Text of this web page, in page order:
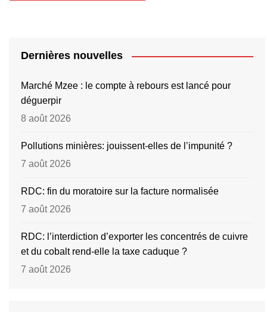
Dernières nouvelles
Marché Mzee : le compte à rebours est lancé pour
déguerpir
8 août 2026
Pollutions minières: jouissent-elles de l’impunité ?
7 août 2026
RDC: fin du moratoire sur la facture normalisée
7 août 2026
RDC: l’interdiction d’exporter les concentrés de cuivre
et du cobalt rend-elle la taxe caduque ?
7 août 2026